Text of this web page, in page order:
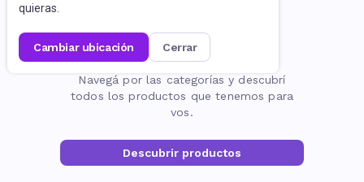
quieras.
cambiar ubicación cerrar
La página no existe
Navegá por las categorías y descubrí
todos los productos que tenemos para
vos.
Descubrir productos